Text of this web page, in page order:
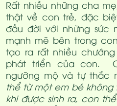
Rất nhiều những cha
thật về con trẻ, đặc
đầu đời với những sức
mạnh mẽ bên trong
tạo ra rất nhiều
phát triển của con.
ngưỡng mộ và tự thắc
thể từ một em bé
khi được sinh ra, con